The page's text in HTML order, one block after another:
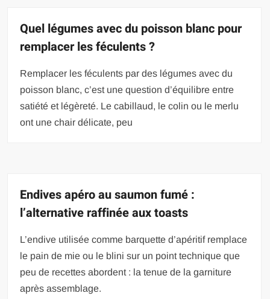
Quel légumes avec du poisson blanc pour
remplacer les féculents ?
Remplacer les féculents par des légumes avec du
poisson blanc, c’est une question d’équilibre entre
satiété et légèreté. Le cabillaud, le colin ou le merlu
ont une chair délicate, peu
Endives apéro au saumon fumé :
l’alternative raffinée aux toasts
L’endive utilisée comme barquette d’apéritif remplace
le pain de mie ou le blini sur un point technique que
peu de recettes abordent : la tenue de la garniture
après assemblage.